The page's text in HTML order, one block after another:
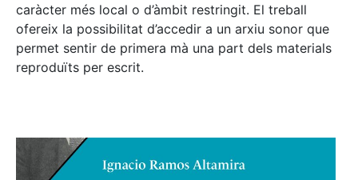
caràcter més local o d’àmbit restringit. El treball
ofereix la possibilitat d’accedir a un arxiu sonor que
permet sentir de primera mà una part dels materials
reproduïts per escrit.